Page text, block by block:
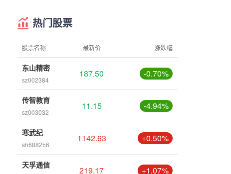
热门股票
股票名称 最新价 涨跌幅
东山精密
sz002384
187.50 -0.70%
传智教育
sz003032
11.15 -4.94%
寒武纪
sh688256
1142.63 +0.50%
天孚通信 219.17 +1.07%